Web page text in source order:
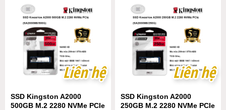
Liên hệ
Liên hệ
SSD Kingston A2000
500GB M.2 2280 NVMe PCIe
Liên hệ
Liên hệ
SSD Kingston A2000
250GB M.2 2280 NVMe PCIe